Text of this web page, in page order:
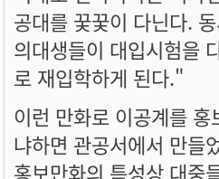
공대를 꿎꿎이 다닌다.
의대생들이 대입시험을
로 재입학하게 된다."
이런 만화로 이공계를
냐하면 관공서에서 만들
홍보만화의 특성상 대중